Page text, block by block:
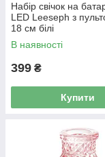
Набір свічок на
LED Leeseph з
18 см білі
В наявності
399 ₴
Купити